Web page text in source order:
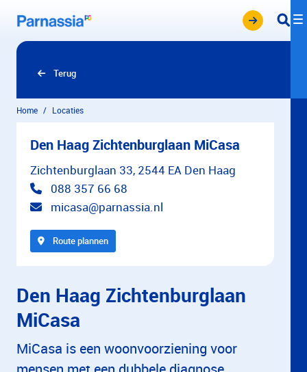
Overslaan en naar hoofdinhoud gaan
Terug
Home Locaties
Den Haag Zichtenburglaan MiCasa
Zichtenburglaan 33, 2544 EA Den Haag
088 357 66 68
micasa@parnassia.nl
Route plannen
Den Haag Zichtenburglaan
MiCasa
MiCasa is een woonvoorziening voor